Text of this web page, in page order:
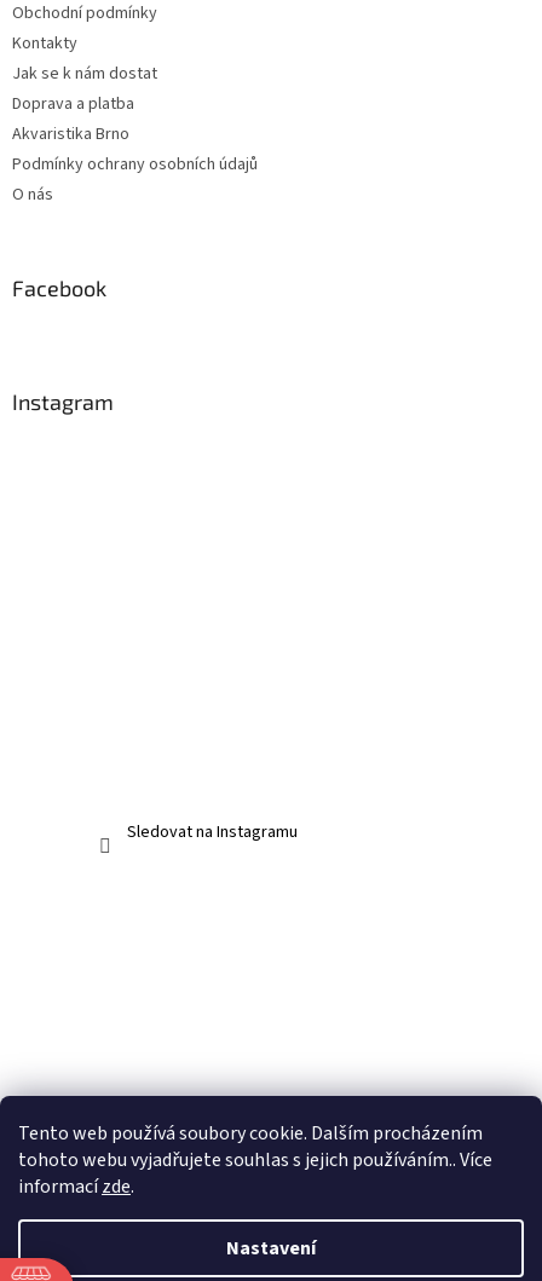
Tento web používá soubory cookie. Dalším procházením
tohoto webu vyjadřujete souhlas s jejich používáním.. Více
informacízde.
Nastavení
Obchodní podmínky
Kontakty
Jak se k nám dostat
Doprava a platba
Akvaristika Brno
Podmínky ochrany osobních údajů
O nás
Facebook
Instagram
Sledovat na Instagramu
Vytvořil Shoptet